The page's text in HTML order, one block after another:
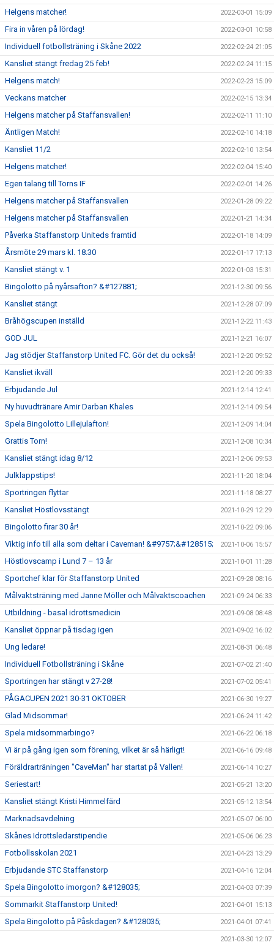
Helgens matcher! 2022-03-01 15:09
Fira in våren på lördag! 2022-03-01 10:58
Individuell fotbollsträning i Skåne 2022 2022-02-24 21:05
Kansliet stängt fredag 25 feb! 2022-02-24 11:15
Helgens match! 2022-02-23 15:09
Veckans matcher 2022-02-15 13:34
Helgens matcher på Staffansvallen! 2022-02-11 11:10
Äntligen Match! 2022-02-10 14:18
Kansliet 11/2 2022-02-10 13:54
Helgens matcher! 2022-02-04 15:40
Egen talang till Torns IF 2022-02-01 14:26
Helgens matcher på Staffansvallen 2022-01-28 09:22
Helgens matcher på Staffansvallen 2022-01-21 14:34
Påverka Staffanstorp Uniteds framtid 2022-01-18 14:09
Årsmöte 29 mars kl. 18.30 2022-01-17 17:13
Kansliet stängt v. 1 2022-01-03 15:31
Bingolotto på nyårsafton? &#127881; 2021-12-30 09:56
Kansliet stängt 2021-12-28 07:09
Bråhögscupen inställd 2021-12-22 11:43
GOD JUL 2021-12-21 16:07
Jag stödjer Staffanstorp United FC. Gör det du också! 2021-12-20 09:52
Kansliet ikväll 2021-12-20 09:33
Erbjudande Jul 2021-12-14 12:41
Ny huvudtränare Amir Darban Khales 2021-12-14 09:54
Spela Bingolotto Lillejulafton! 2021-12-09 14:04
Grattis Torn! 2021-12-08 10:34
Kansliet stängt idag 8/12 2021-12-06 09:53
Julklappstips! 2021-11-20 18:04
Sportringen flyttar 2021-11-18 08:27
Kansliet Höstlovsstängt 2021-10-29 12:29
Bingolotto firar 30 år! 2021-10-22 09:06
Viktig info till alla som deltar i Caveman! &#9757;&#128515; 2021-10-06 15:57
Höstlovscamp i Lund 7 – 13 år 2021-10-01 11:28
Sportchef klar för Staffanstorp United 2021-09-28 08:16
Målvaktsträning med Janne Möller och Målvaktscoachen 2021-09-24 06:33
Utbildning - basal idrottsmedicin 2021-09-08 08:48
Kansliet öppnar på tisdag igen 2021-09-02 16:02
Ung ledare! 2021-08-31 06:48
Individuell Fotbollsträning i Skåne 2021-07-02 21:40
Sportringen har stängt v 27-28! 2021-07-02 05:41
PÅGACUPEN 2021 30-31 OKTOBER 2021-06-30 19:27
Glad Midsommar! 2021-06-24 11:42
Spela midsommarbingo? 2021-06-22 06:18
Vi är på gång igen som förening, vilket är så härligt! 2021-06-16 09:48
Föräldrarträningen "CaveMan" har startat på Vallen! 2021-06-14 10:27
Seriestart! 2021-05-21 13:20
Kansliet stängt Kristi Himmelfärd 2021-05-12 13:54
Marknadsavdelning 2021-05-07 06:00
Skånes Idrottsledarstipendie 2021-05-06 06:23
Fotbollsskolan 2021 2021-04-23 13:29
Erbjudande STC Staffanstorp 2021-04-16 12:04
Spela Bingolotto imorgon? &#128035; 2021-04-03 07:39
Sommarkit Staffanstorp United! 2021-04-01 15:13
Spela Bingolotto på Påskdagen? &#128035; 2021-04-01 07:41
2021-03-30 12:07